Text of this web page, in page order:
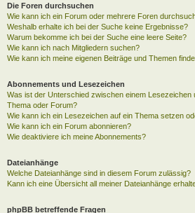
Die Foren durchsuchen
Wie kann ich ein Forum oder mehrere Foren
Weshalb erhalte ich bei der Suche keine Ergebnisse?
Warum bekomme ich bei der Suche eine leere Seite?
Wie kann ich nach Mitgliedern suchen?
Wie kann ich meine eigenen Beiträge und Themen
Abonnements und Lesezeichen
Was ist der Unterschied zwischen einem Lesezeichen
Thema oder Forum?
Wie kann ich ein Lesezeichen auf ein Thema setzen
Wie kann ich ein Forum abonnieren?
Wie deaktiviere ich meine Abonnements?
Dateianhänge
Welche Dateianhänge sind in diesem Forum zulässig?
Kann ich eine Übersicht all meiner Dateianhänge
phpBB betreffende Fragen